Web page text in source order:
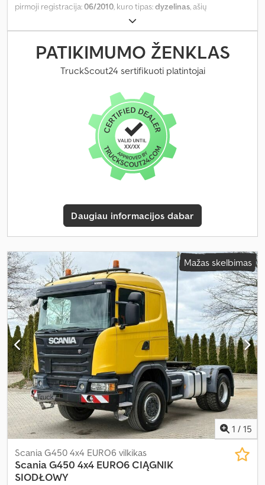
pirmoji registracija:06/2010, kuro tipas:dyzelinas, ašių
dyzelinas
balta, vairuotojo kabina:miegamoji kabina, pavaros tipas:
mechaninis, emisijos klasė: Euro 5 , Gamybos metai:2010, Įranga:
ABS, AdBlue, borto kompiuteris, centrinis užraktas, diferencialo
užraktas, elektrinis langų reguliavimas, elektriškai
sėdynės šildytuvas, trauki kontrolė, vairo stiprintuvas
PATIKIMUMO ŽENKLAS
TruckScout24 sertifikuoti platintojai
Daugiau informacijos dabar
Mažas skelbimas
1 / 15
Scania G450 4x4 EURO6 vilkikas
ScaniaG450 4x4 EURO6 CIĄGNIK
SIODŁOWY